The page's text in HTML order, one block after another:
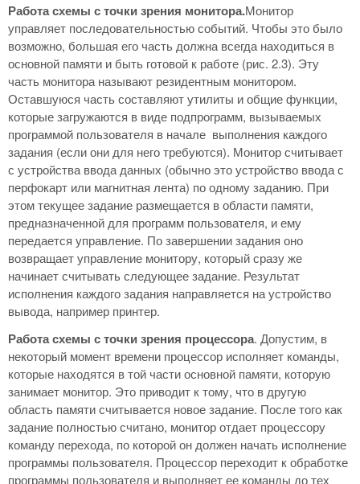
Работа схемы с точки зрения монитора.Монитор
управляет последовательностью событий. Чтобы это было
возможно, большая его часть должна всегда находиться в
основной памяти и быть готовой к работе (рис. 2.3). Эту
часть монитора называют резидентным монитором.
Оставшуюся часть составляют утилиты и общие функции,
которые загружаются в виде подпрограмм, вызываемых
программой пользователя в начале выполнения каждого
задания (если они для него требуются). Монитор считывает
с устройства ввода данных (обычно это устройство ввода с
перфокарт или магнитная лента) по одному заданию. При
этом текущее задание размещается в области памяти,
предназначенной для программ пользователя, и ему
передается управление. По завершении задания оно
возвращает управление монитору, который сразу же
начинает считывать следующее задание. Результат
исполнения каждого задания направляется на устройство
вывода, например принтер.
Работа схемы с точки зрения процессора. Допустим, в
некоторый момент времени процессор исполняет команды,
которые находятся в той части основной памяти, которую
занимает монитор. Это приводит к тому, что в другую
область памяти считывается новое задание. После того как
задание полностью считано, монитор отдает процессору
команду перехода, по которой он должен начать исполнение
программы пользователя. Процессор переходит к обработке
программы пользователя и выполняет ее команды до тех